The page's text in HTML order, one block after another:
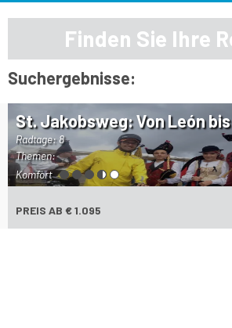
Finden Sie Ihre
Suchergebnisse:
St. Jakobsweg: Von León
Radtage: 8
Themen:
Komfort
PREIS AB € 1.095